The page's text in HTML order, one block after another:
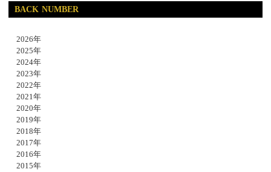
BACK NUMBER
2026年
2025年
2024年
2023年
2022年
2021年
2020年
2019年
2018年
2017年
2016年
2015年